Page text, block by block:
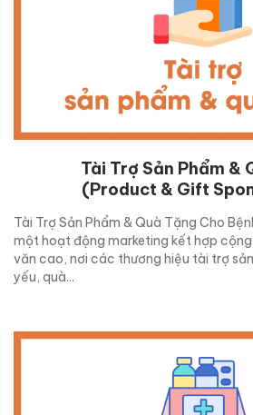
Tài Trợ Sản Phẩm &
(Product & Gift
Tài Trợ Sản Phẩm & Quà Tặng Cho
một hoạt động marketing kết hợp
văn cao, nơi các thương hiệu tài trợ
yếu, quà...